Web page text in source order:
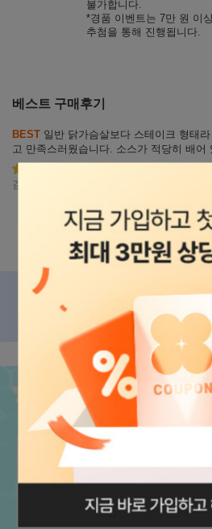
불가합니다.
*경품 이벤트는 7만 원 이
추첨을 통해 진행됩니다.
베스트 구매후기
별점5
김문기
BEST 일반 닭가슴살보다 스테이크 형태
고 만족스러웠습니다. 소스가 적당히 배어
하지 않고 맛있게 먹을 수 있었으며, 식단
없이 즐길 수 있었습니다. 전자레인지 조리
간편하게 먹을 수 있어 직장인이나 학생들
하고 싶습니다. 단백질 보충용으로도 좋고
성 모두 만족스러운 제품입니다.
리뷰
자세히
보기
상세정보
상품정보
로그인페이지로